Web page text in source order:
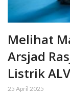
Melihat
Arsjad
Listrik
25 April 2025